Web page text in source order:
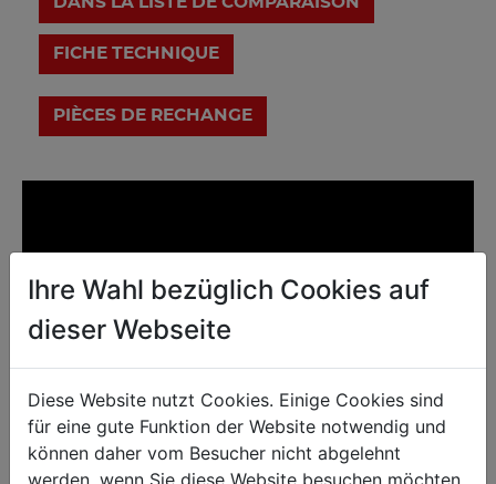
FICHE TECHNIQUE
Ihre Wahl bezüglich Cookies auf
dieser Webseite
Diese Website nutzt Cookies. Einige Cookies sind
für eine gute Funktion der Website notwendig und
können daher vom Besucher nicht abgelehnt
werden, wenn Sie diese Website besuchen möchten.